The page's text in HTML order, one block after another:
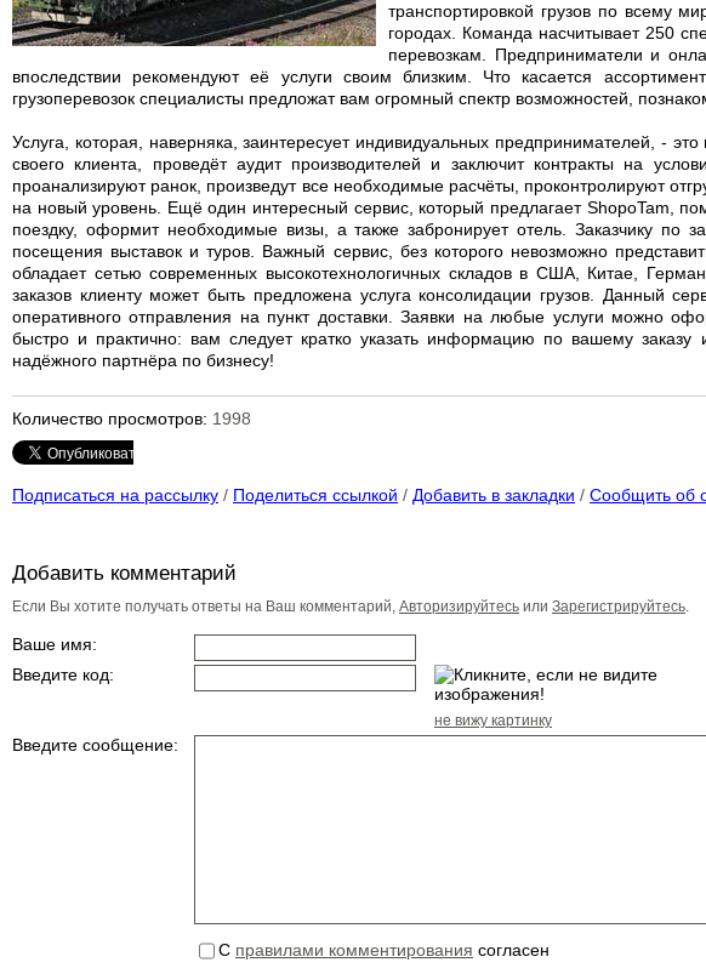
транспортировкой грузов по всему
городах. Команда насчитывает 250
перевозкам. Предприниматели и
впоследствии рекомендуют её услуги своим близким. Что касается
грузоперевозок специалисты предложат вам огромный спектр возможностей,
Услуга, которая, наверняка, заинтересует индивидуальных предпринимателей, -
своего клиента, проведёт аудит производителей и заключит контракты на
проанализируют ранок, произведут все необходимые расчёты, проконтролируют
на новый уровень. Ещё один интересный сервис, который предлагает ShopoTam,
поездку, оформит необходимые визы, а также забронирует отель. Заказчику по
посещения выставок и туров. Важный сервис, без которого невозможно
обладает сетью современных высокотехнологичных складов в США, Китае,
заказов клиенту может быть предложена услуга консолидации грузов. Данный
оперативного отправления на пункт доставки. Заявки на любые услуги можно
быстро и практично: вам следует кратко указать информацию по вашему
надёжного партнёра по бизнесу!
Количество просмотров: 1998
Подписаться на рассылку / Поделиться ссылкой / Добавить в закладки / Сообщить об
Добавить комментарий
Если Вы хотите получать ответы на Ваш комментарий, Авторизируйтесь или Зарегистрируйтесь
Ваше имя:
Введите код:
не вижу картинку
Введите сообщение:
С правилами комментирования согласен